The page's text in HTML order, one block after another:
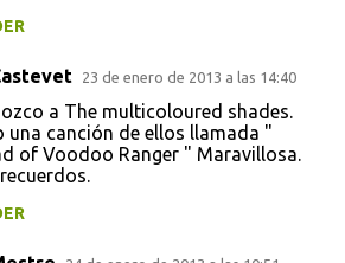
23 de enero de 2013 a las 14:40
a The multicoloured shades.
una canción de ellos llamada "
of Voodoo Ranger " Maravillosa.